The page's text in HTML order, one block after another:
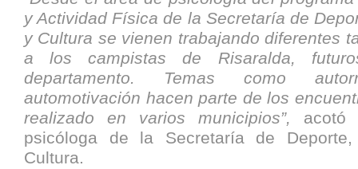
y Actividad Física de la Secretaría de
y Cultura se vienen trabajando diferentes
a los campistas de Risaralda,
departamento. Temas como
automotivación hacen parte de los
realizado en varios municipios”, acotó
psicóloga de la Secretaría de
Cultura.